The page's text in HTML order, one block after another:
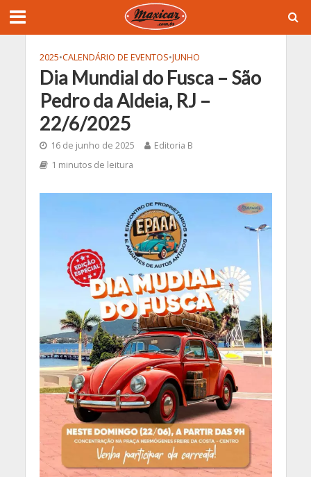
2025•CALENDÁRIO DE EVENTOS•JUNHO
Dia Mundial do Fusca – São
Pedro da Aldeia, RJ –
22/6/2025
16 de junho de 2025
Editoria B
1 minutos de leitura